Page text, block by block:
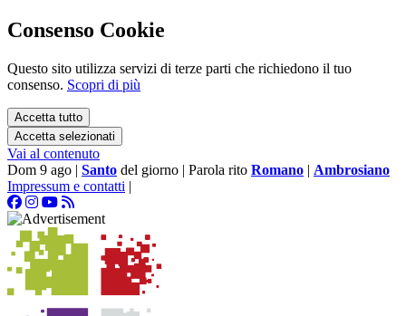
Consenso Cookie
Questo sito utilizza servizi di terze parti che richiedono il tuo
consenso. Scopri di più
Accetta tutto
Accetta selezionati
Vai al contenuto
Dom 9 ago | Santo del giorno | Parola rito Romano | Ambrosiano
Impressum e contatti |